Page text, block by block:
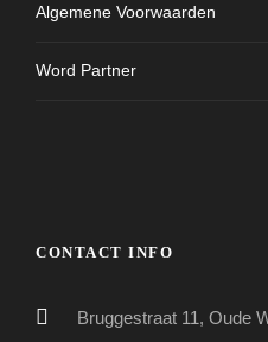
Algemene Voorwaarden
Word Partner
CONTACT INFO
Bruggestraat 11, Oude